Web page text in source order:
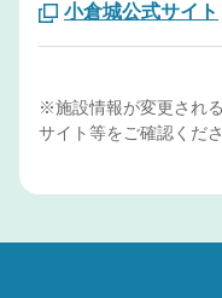
小倉城公式サイト
※施設情報が変更され
サイト等をご確認くださ